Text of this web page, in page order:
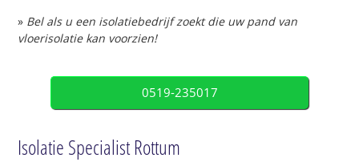
» Bel als u een isolatiebedrijf zoekt die uw pand van
vloerisolatie kan voorzien!
0519-235017
Isolatie Specialist Rottum